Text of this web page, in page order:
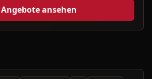
Angebote ansehen